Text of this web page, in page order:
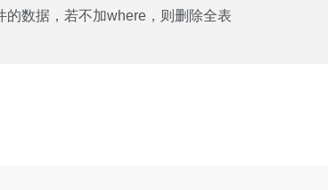
数据，若不加where，则删除全表